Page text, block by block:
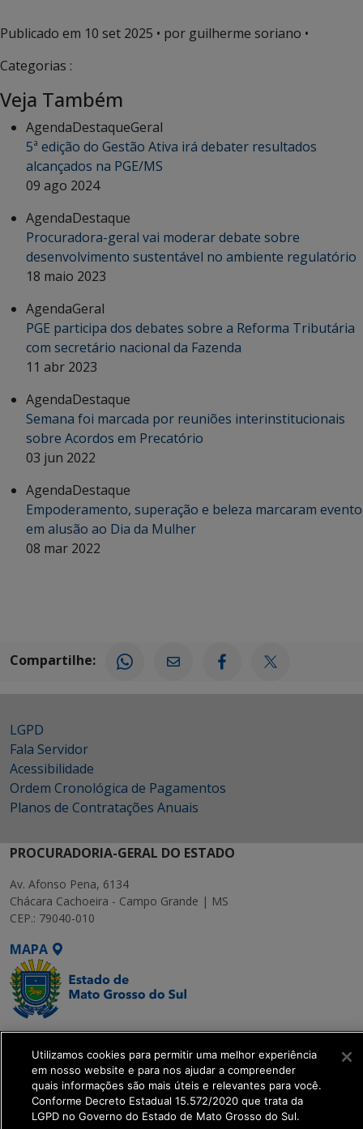
Publicado em 10 set 2025 • por guilherme soriano •
Categorias :
Veja Também
AgendaDestaqueGeral
5ª edição do Gestão Ativa irá debater resultados
alcançados na PGE/MS
09 ago 2024
AgendaDestaque
Procuradora-geral vai moderar debate sobre
desenvolvimento sustentável no ambiente regulatório
18 maio 2023
AgendaGeral
PGE participa dos debates sobre a Reforma Tributária
com secretário nacional da Fazenda
11 abr 2023
AgendaDestaque
Semana foi marcada por reuniões interinstitucionais
sobre Acordos em Precatório
03 jun 2022
AgendaDestaque
Empoderamento, superação e beleza marcaram evento
em alusão ao Dia da Mulher
08 mar 2022
Compartilhe:
LGPD
Fala Servidor
Acessibilidade
Ordem Cronológica de Pagamentos
Planos de Contratações Anuais
PROCURADORIA-GERAL DO ESTADO
Av. Afonso Pena, 6134
Chácara Cachoeira - Campo Grande | MS
CEP.: 79040-010
MAPA
SETDIG | Secretaria-
Executiva de
Transformação Digital
get_footer();
Utilizamos cookies para permitir uma melhor experiência
em nosso website e para nos ajudar a compreender
quais informações são mais úteis e relevantes para você.
Conforme Decreto Estadual 15.572/2020 que trata da
LGPD no Governo do Estado de Mato Grosso do Sul.